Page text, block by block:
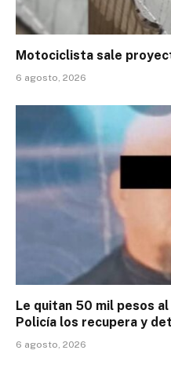
Motociclista sale
6 agosto, 2026
Le quitan 50 mil pesos
Policía los recupera y
6 agosto, 2026